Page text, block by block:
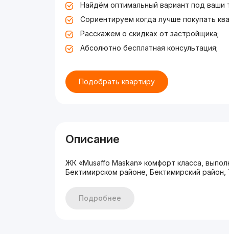
Найдём оптимальный вариант под ваши
Сориентируем когда лучше покупать
Расскажем о скидках от застройщика;
Абсолютно бесплатная консультация;
Подобрать квартиру
Описание
ЖК «Musaffo Maskan» комфорт класса,
Бектимирском районе, Бектимирский район,
Подробнее